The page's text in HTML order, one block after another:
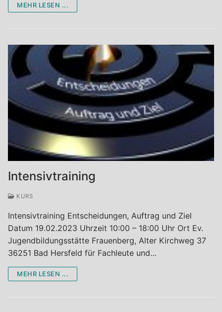
MEHR LESEN ...
Intensivtraining
KURS
Intensivtraining Entscheidungen, Auftrag und Ziel
Datum 19.02.2023 Uhrzeit 10:00 – 18:00 Uhr Ort Ev.
Jugendbildungsstätte Frauenberg, Alter Kirchweg 37
36251 Bad Hersfeld für Fachleute und…
MEHR LESEN ...